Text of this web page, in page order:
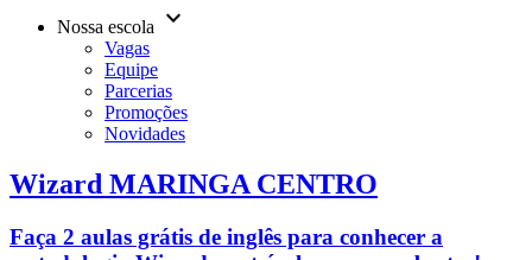
Nossa escola keyboard_arrow_down
Vagas
Equipe
Parcerias
Promoções
Novidades
Wizard MARINGA CENTRO
Faça 2 aulas grátis de inglês para conhecer a